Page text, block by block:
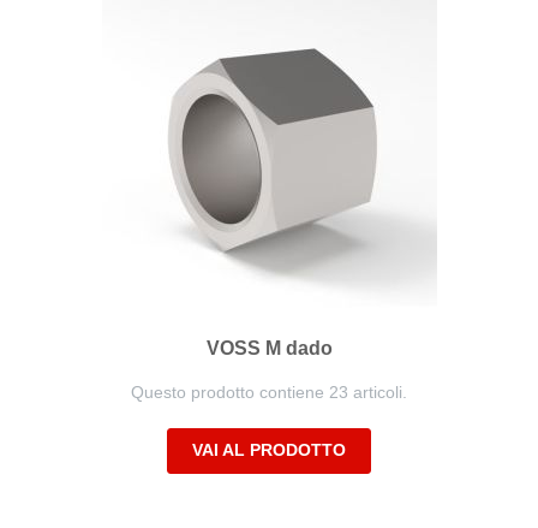
VOSS M dado
Questo prodotto contiene 23 articoli.
VAI AL PRODOTTO